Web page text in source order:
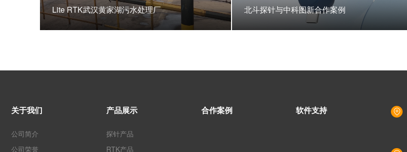
Lite RTK武汉黄家湖污水处理厂 北斗探针与中科图新合作案例
关于我们
公司简介
公司荣誉
产品展示
探针产品
RTK产品
合作案例 软件支持